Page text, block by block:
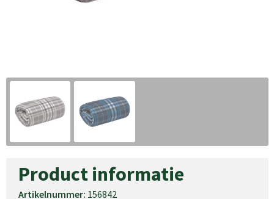
Product informatie
Artikelnummer: 156842